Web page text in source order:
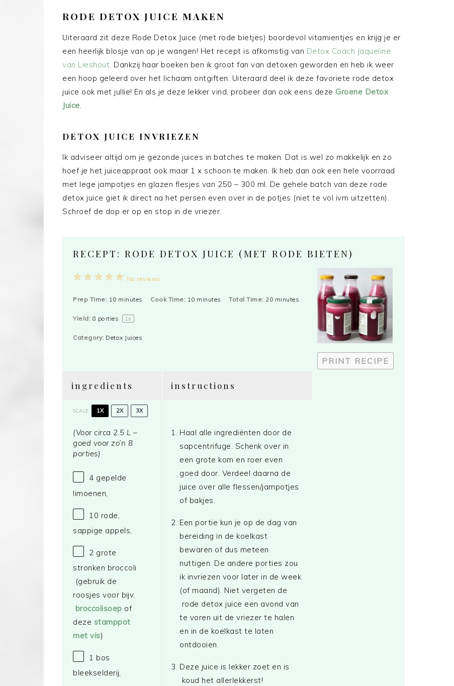
RODE DETOX JUICE MAKEN
Uiteraard zit deze Rode Detox Juice (met rode bietjes) boordevol vitamientjes en krijg je er
een heerlijk blosje van op je wangen! Het recept is afkomstig van Detox Coach Jaqueline
van Lieshout. Dankzij haar boeken ben ik groot fan van detoxen geworden en heb ik weer
een hoop geleerd over het lichaam ontgiften. Uiteraard deel ik deze favoriete rode detox
juice ook met jullie! En als je deze lekker vind, probeer dan ook eens deze Groene Detox
Juice.
DETOX JUICE INVRIEZEN
Ik adviseer altijd om je gezonde juices in batches te maken. Dat is wel zo makkelijk en zo
hoef je het juiceappraat ook maar 1 x schoon te maken. Ik heb dan ook een hele voorraad
met lege jampotjes en glazen flesjes van 250 – 300 ml. De gehele batch van deze rode
detox juice giet ik direct na het persen even over in de potjes (niet te vol ivm uitzetten).
Schroef de dop er op en stop in de vriezer.
RECEPT: RODE DETOX JUICE (MET RODE BIETEN)
PRINT RECIPE
5
4
3
2
1
No reviews
Prep Time: 10 minutes Cook Time: 10 minutes Total Time: 20 minutes
Yield: 8 porties 1x
Category: Detox Juices
ingredients
SCALE 1X 2X 3X
(Voor circa 2.5 L –
goed voor zo’n 8
porties)
4 gepelde
limoenen,
10 rode,
sappige appels,
2 grote
stronken broccoli
(gebruik de
roosjes voor bijv.
broccolisoep of
deze stamppot
met vis)
1 bos
bleekselderij,
instructions
Haal alle ingrediënten door de
sapcentrifuge. Schenk over in
een grote kom en roer even
goed door. Verdeel daarna de
juice over alle flessen/jampotjes
of bakjes.
Een portie kun je op de dag van
bereiding in de koelkast
bewaren of dus meteen
nuttigen. De andere porties zou
ik invriezen voor later in de week
(of maand). Niet vergeten de
rode detox juice een avond van
te voren uit de vriezer te halen
en in de koelkast te laten
ontdooien.
Deze juice is lekker zoet en is
koud het allerlekkerst!